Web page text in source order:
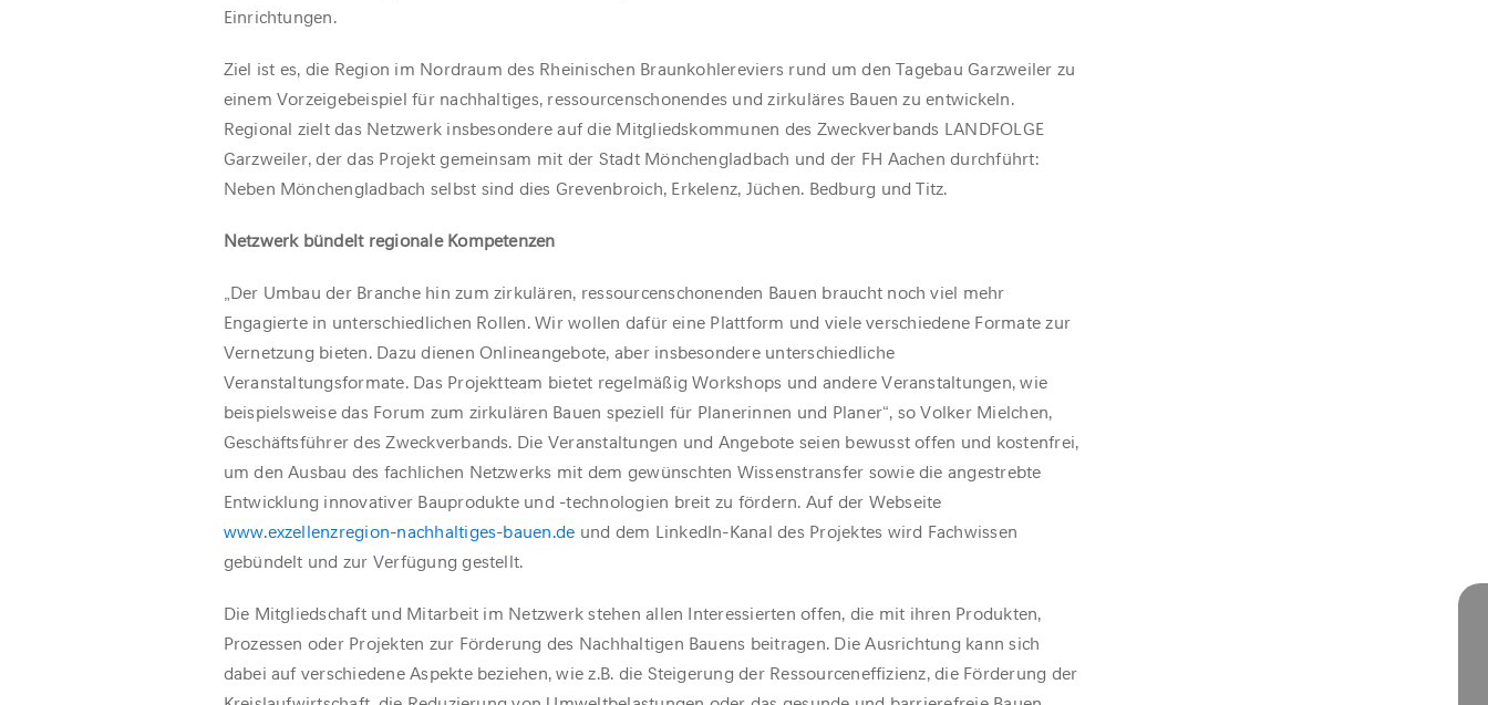
Einrichtungen.
Ziel ist es, die Region im Nordraum des Rheinischen Braunkohlereviers rund um den Tagebau Garzweiler zu
einem Vorzeigebeispiel für nachhaltiges, ressourcenschonendes und zirkuläres Bauen zu entwickeln.
Regional zielt das Netzwerk insbesondere auf die Mitgliedskommunen des Zweckverbands LANDFOLGE
Garzweiler, der das Projekt gemeinsam mit der Stadt Mönchengladbach und der FH Aachen durchführt:
Neben Mönchengladbach selbst sind dies Grevenbroich, Erkelenz, Jüchen. Bedburg und Titz.
Netzwerk bündelt regionale Kompetenzen
„Der Umbau der Branche hin zum zirkulären, ressourcenschonenden Bauen braucht noch viel mehr
Engagierte in unterschiedlichen Rollen. Wir wollen dafür eine Plattform und viele verschiedene Formate zur
Vernetzung bieten. Dazu dienen Onlineangebote, aber insbesondere unterschiedliche
Veranstaltungsformate. Das Projektteam bietet regelmäßig Workshops und andere Veranstaltungen, wie
beispielsweise das Forum zum zirkulären Bauen speziell für Planerinnen und Planer“, so Volker Mielchen,
Geschäftsführer des Zweckverbands. Die Veranstaltungen und Angebote seien bewusst offen und kostenfrei,
um den Ausbau des fachlichen Netzwerks mit dem gewünschten Wissenstransfer sowie die angestrebte
Entwicklung innovativer Bauprodukte und -technologien breit zu fördern. Auf der Webseite
www.exzellenzregion-nachhaltiges-bauen.de und dem LinkedIn-Kanal des Projektes wird Fachwissen
gebündelt und zur Verfügung gestellt.
Die Mitgliedschaft und Mitarbeit im Netzwerk stehen allen Interessierten offen, die mit ihren Produkten,
Prozessen oder Projekten zur Förderung des Nachhaltigen Bauens beitragen. Die Ausrichtung kann sich
dabei auf verschiedene Aspekte beziehen, wie z.B. die Steigerung der Ressourceneffizienz, die Förderung der